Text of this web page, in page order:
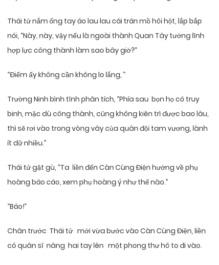
Thái tử nắm ống tay áo lau lau cái trán mồ hôi hột, lắp bắp
nói, “Này, này, vậy nếu là ngoài thành Quan Tây tướng lĩnh
hợp lực công thành làm sao bây giờ?”
“Điểm ấy không cần không lo lắng, ”
Trường Ninh bình tĩnh phân tích, “Phía sau bọn họ có truy
binh, mặc dù công thành, cũng không kiên trì được bao lâu,
thì sẽ rơi vào trong vòng vây của quân đội tam vương, lành
ít dữ nhiều.”
Thái tử gật gù, “Ta liền đến Càn Cùng Điện hướng về phụ
hoàng báo cáo, xem phụ hoàng ý như thế nào.”
“Báo!”
Chân trước Thái tử mới vừa bước vào Càn Cùng Điện, liền
có quân sĩ nâng hai tay lên một phong thư hô to đi vào.